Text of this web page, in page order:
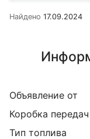
Найдено 17.09.2024
Объявление от
Коробка передач
Тип топлива